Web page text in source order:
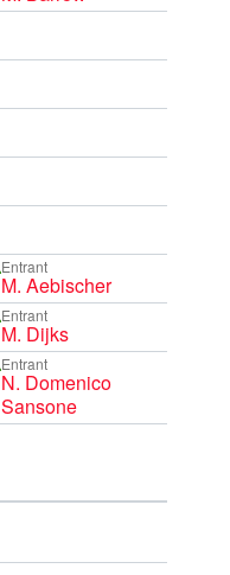
Entrant
M. Aebischer
Entrant
M. Dijks
Entrant
N. Domenico
Sansone